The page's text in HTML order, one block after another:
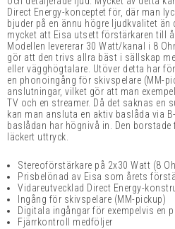
Direct Energy-konceptet för, där man
bjuder på en ännu högre ljudkvalitet
mycket att Eisa utsett förstärkaren till
Modellen levererar 30 Watt/kanal i 8
gör att den trivs allra bäst i sällskap
eller vägghögtalare. Utöver detta har
en phonoingång för skivspelare (MM-
anslutningar, vilket gör att man
TV och en streamer. Då det saknas en
kan man ansluta en aktiv baslåda via
baslådan har högnivå in. Den
läckert uttryck.
Stereoförstärkare på 2x30 Watt (8
Prisbelönad av Eisa som årets
Vidareutvecklad Direct Energy-
Ingång för skivspelare (MM-pickup)
Digitala ingångar för exempelvis en
Fjärrkontroll medföljer